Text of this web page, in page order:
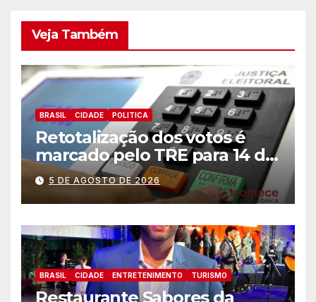
Veja Também
BRASIL CIDADE POLITICA
Retotalização dos votos é
marcado pelo TRE para 14 de
agosto
5 DE AGOSTO DE 2026
BRASIL CIDADE ENTRETENIMENTO TURISMO
Restaurante Sabores da